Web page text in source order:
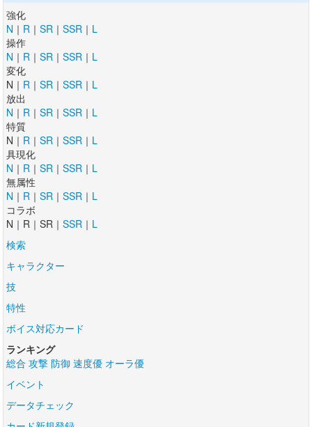
強化
N ｜ R ｜ SR ｜ SSR ｜ L
操作
N ｜ R ｜ SR ｜ SSR ｜ L
変化
N｜ R ｜ SR ｜ SSR ｜ L
放出
N ｜ R ｜ SR ｜ SSR ｜ L
特質
N｜ R ｜ SR ｜ SSR ｜ L
具現化
N ｜ R ｜ SR ｜ SSR ｜ L
無属性
N ｜ R ｜ SR ｜ SSR ｜ L
コラボ
N｜R｜SR｜ SSR ｜ L
検索
キャラクター
技
特性
ボイス対応カード
ランキング
総合 攻撃 防御 速度優 オーラ優
イベント
データチェック